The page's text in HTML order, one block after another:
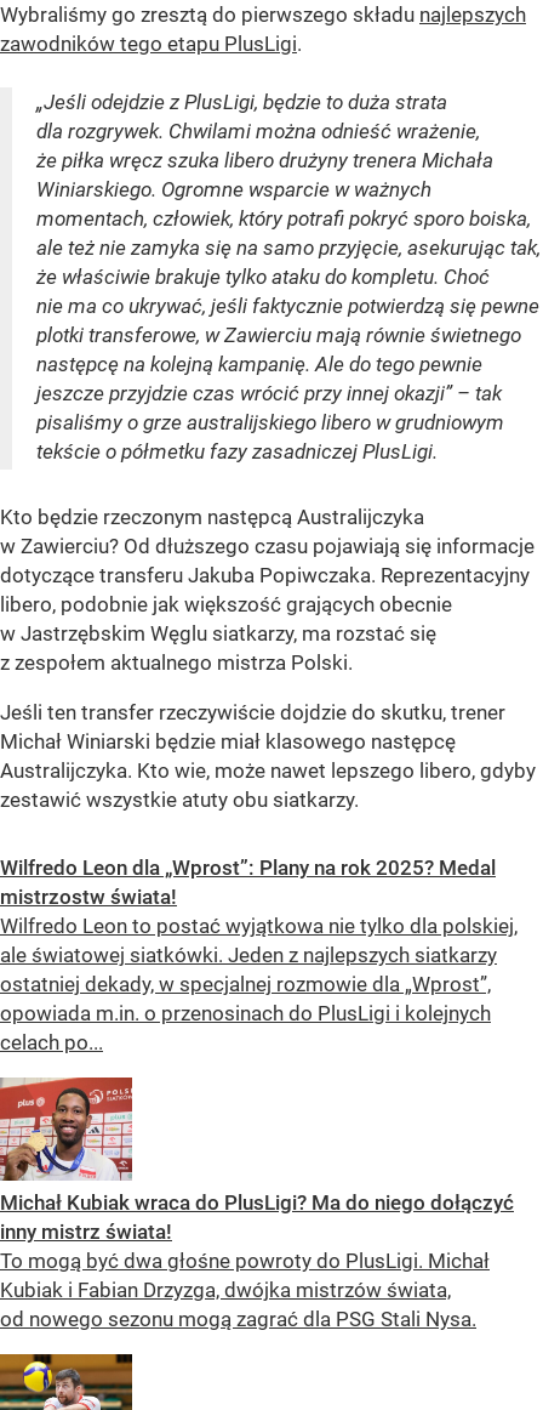
Wybraliśmy go zresztą do pierwszego składu najlepszych
zawodników tego etapu PlusLigi.
„Jeśli odejdzie z PlusLigi, będzie to duża strata
dla rozgrywek. Chwilami można odnieść wrażenie,
że piłka wręcz szuka libero drużyny trenera Michała
Winiarskiego. Ogromne wsparcie w ważnych
momentach, człowiek, który potrafi pokryć sporo boiska,
ale też nie zamyka się na samo przyjęcie, asekurując tak,
że właściwie brakuje tylko ataku do kompletu. Choć
nie ma co ukrywać, jeśli faktycznie potwierdzą się pewne
plotki transferowe, w Zawierciu mają równie świetnego
następcę na kolejną kampanię. Ale do tego pewnie
jeszcze przyjdzie czas wrócić przy innej okazji” – tak
pisaliśmy o grze australijskiego libero w grudniowym
tekście o półmetku fazy zasadniczej PlusLigi.
Kto będzie rzeczonym następcą Australijczyka
w Zawierciu? Od dłuższego czasu pojawiają się informacje
dotyczące transferu Jakuba Popiwczaka. Reprezentacyjny
libero, podobnie jak większość grających obecnie
w Jastrzębskim Węglu siatkarzy, ma rozstać się
z zespołem aktualnego mistrza Polski.
Jeśli ten transfer rzeczywiście dojdzie do skutku, trener
Michał Winiarski będzie miał klasowego następcę
Australijczyka. Kto wie, może nawet lepszego libero, gdyby
zestawić wszystkie atuty obu siatkarzy.
Wilfredo Leon dla „Wprost”: Plany na rok 2025? Medal
mistrzostw świata!
Wilfredo Leon to postać wyjątkowa nie tylko dla polskiej,
ale światowej siatkówki. Jeden z najlepszych siatkarzy
ostatniej dekady, w specjalnej rozmowie dla „Wprost”,
opowiada m.in. o przenosinach do PlusLigi i kolejnych
celach po...
Michał Kubiak wraca do PlusLigi? Ma do niego dołączyć
inny mistrz świata!
To mogą być dwa głośne powroty do PlusLigi. Michał
Kubiak i Fabian Drzyzga, dwójka mistrzów świata,
od nowego sezonu mogą zagrać dla PSG Stali Nysa.